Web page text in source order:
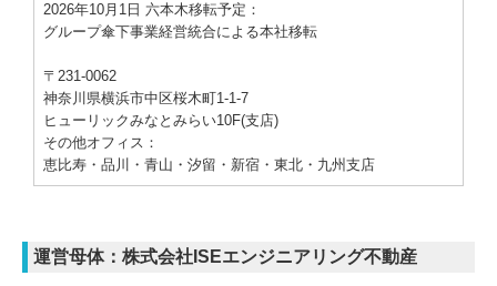
2026年10月1日 六本木移転予定 ：
グループ傘下事業経営統合による本社移転
〒231-0062
神奈川県横浜市中区桜木町1-1-7
ヒューリックみなとみらい10F(支店)
その他オフィス：
恵比寿・品川・青山・汐留・ 新宿・ 東北・九州支店
運営母体：株式会社ISEエンジニアリング不動産